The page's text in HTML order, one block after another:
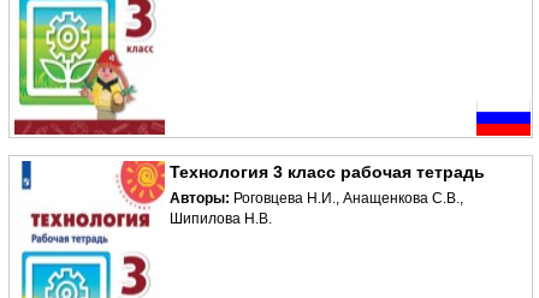
Технология 3 класс рабочая тетрадь
Авторы: Роговцева Н.И., Анащенкова С.В.,
Шипилова Н.В.